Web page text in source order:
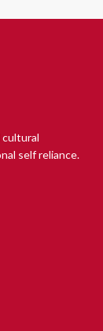
cultural
self reliance.